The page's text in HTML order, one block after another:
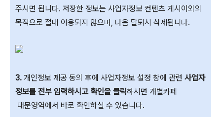
주시면 됩니다. 저장한 정보는 사업자정보 컨텐츠 게시이외의
목적으로 절대 이용되지 않으며, 다음 탈퇴시 삭제됩니다.
3. 개인정보 제공 동의 후에 사업자정보 설정 창에 관련 사업자
정보를 전부 입력하시고 확인을 클릭하시면 개별카페
대문영역에서 바로 확인하실 수 있습니다.